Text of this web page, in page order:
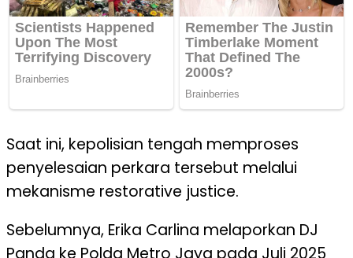
Saat ini, kepolisian tengah memproses
penyelesaian perkara tersebut melalui
mekanisme restorative justice.
Sebelumnya, Erika Carlina melaporkan DJ